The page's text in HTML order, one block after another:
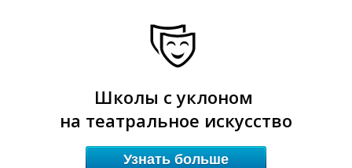
Школы с уклоном
на театральное искусство
Узнать больше